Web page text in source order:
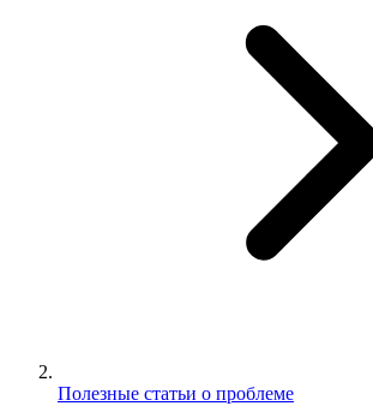
Полезные статьи о проблеме